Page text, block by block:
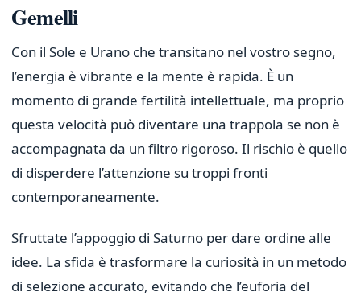
Gemelli
Con il Sole e Urano che transitano nel vostro segno,
l’energia è vibrante e la mente è rapida. È un
momento di grande fertilità intellettuale, ma proprio
questa velocità può diventare una trappola se non è
accompagnata da un filtro rigoroso. Il rischio è quello
di disperdere l’attenzione su troppi fronti
contemporaneamente.
Sfruttate l’appoggio di Saturno per dare ordine alle
idee. La sfida è trasformare la curiosità in un metodo
di selezione accurato, evitando che l’euforia del